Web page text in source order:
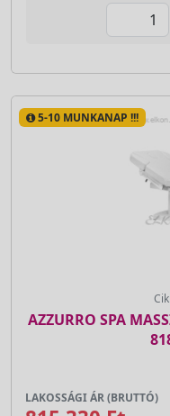
5-10 MUNKANAP !!!
AZZURRO SPA
LAKOSSÁGI ÁR (BRUTTÓ)